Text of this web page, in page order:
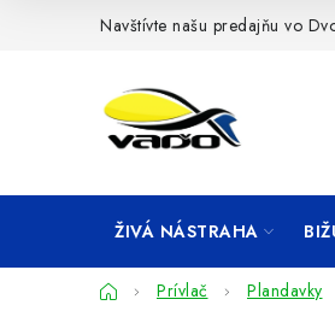
Navštívte našu predajňu vo
ŽIVÁ NÁSTRAHA
DomovPrívlač Plandavky